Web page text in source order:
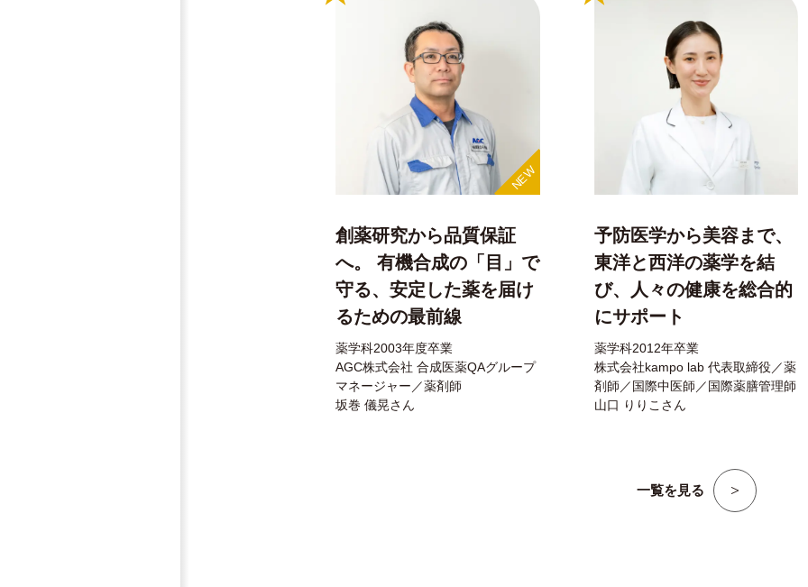
創薬研究から品質保証
へ。 有機合成の「目」で
守る、安定した薬を届け
るための最前線
薬学科2003年度卒業
AGC株式会社 合成医薬QAグループ
マネージャー／薬剤師
坂巻 儀晃さん
予防医学から美容まで、
東洋と西洋の薬学を結
び、人々の健康を総合的
にサポート
薬学科2012年卒業
株式会社kampo lab 代表取締役／薬
剤師／国際中医師／国際薬膳管理師
山口 りりこさん
一覧を見る